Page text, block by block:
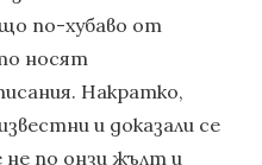
по-хубаво от
носят
Накратко,
и доказали се
не по онзи жълт и